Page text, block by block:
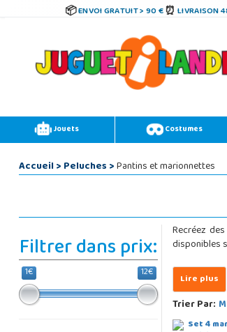
ENVOI GRATUIT > 90 € LIVRAISON
Jouets Costumes
Accueil>Peluches>Pantins et marionnettes
Filtrer dans prix:
1€ 12€
Recréez
disponibles
Trier Par: